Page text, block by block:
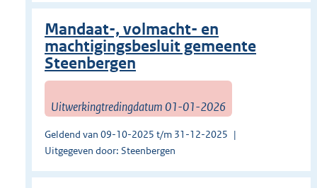
Mandaat-, volmacht- en
machtigingsbesluit gemeente
Steenbergen
Uitwerkingtredingdatum 01-01-2026
Geldend van 09-10-2025 t/m 31-12-2025
Uitgegeven door: Steenbergen